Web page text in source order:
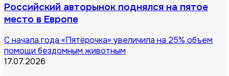
Российский авторынок поднялся на пятое
место в Европе
С начала года «Пятёрочка» увеличила на 25% объем
помощи бездомным животным
17.07.2026